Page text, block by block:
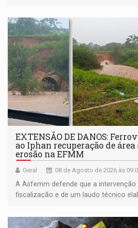
EXTENSÃO DE DANOS:
ao Iphan recuperação de
erosão na EFMM
Geral 08 de Agosto de 2026 às
A Asfemm defende que a intervenção
fiscalização e de um laudo técnico